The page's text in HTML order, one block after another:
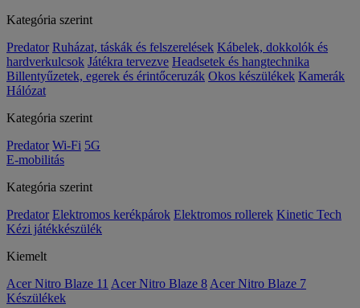
Kategória szerint
Predator Ruházat, táskák és felszerelések Kábelek, dokkolók és
hardverkulcsok Játékra tervezve Headsetek és hangtechnika
Billentyűzetek, egerek és érintőceruzák Okos készülékek Kamerák
Hálózat
Kategória szerint
Predator Wi-Fi 5G
E-mobilitás
Kategória szerint
Predator Elektromos kerékpárok Elektromos rollerek Kinetic Tech
Kézi játékkészülék
Kiemelt
Acer Nitro Blaze 11 Acer Nitro Blaze 8 Acer Nitro Blaze 7
Készülékek